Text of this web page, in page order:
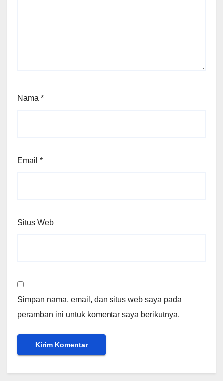
Nama *
Email *
Situs Web
Simpan nama, email, dan situs web saya pada
peramban ini untuk komentar saya berikutnya.